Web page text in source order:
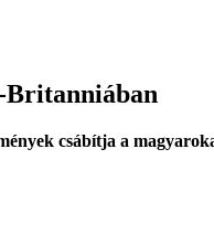
Britanniában
csábítja a